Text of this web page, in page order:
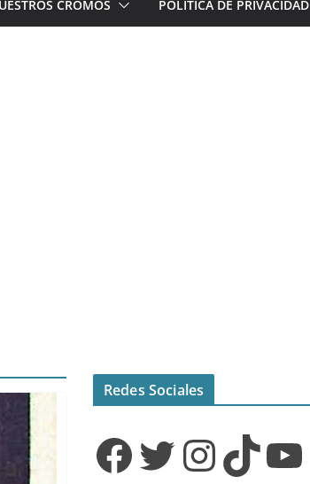
CROMOS POLÍTICA DE PRIVACIDAD
Redes Sociales
Facebook Twitter InstagramTikTok YouTube